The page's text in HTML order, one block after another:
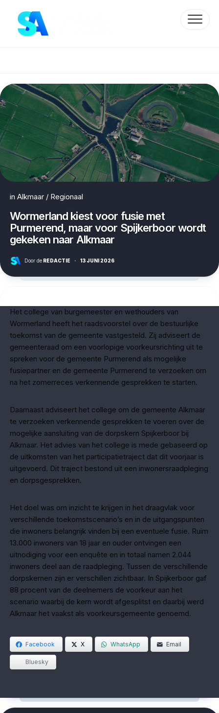
content
in Alkmaar / Regionaal
Wormerland kiest voor fusie met
Purmerend, maar voor Spijkerboor wordt
gekeken naar Alkmaar
Door de REDACTIE · 13 JUNI 2026
Het college van burgemeester en wethouders van
Wormerland heeft het raadsvoorstel over de bestuurlijke
toekomst van de gemeente vastgesteld. Zij adviseert de
gemeenteraad om een voorlopige voorkeursrichting uit te
spreken voor de gemeente Purmerend als mogelijke
fusiepartner en de gemeente Purmerend te verzoeken om
na het zomerreces verkennende gesprekken te starten.
Daarnaast adviseert het college om de gemeente Alkmaar
te verzoeken verkennende gesprekken te voeren over de
mogelijke aansluiting van de dorpskern Spijkerboor bij
Alkmaar. Het advies van het college is mede gebaseerd op
de uitkomsten van het participatietraject dat dit voorjaar is
uitgevoerd. Dit traject bestond uit een inwonersraadpleging
en dorpsgesprekken.
Het doel was om inzicht te krijgen in het draagvlak voor
verschillende toekomstscenario’s en in de uitgangspunten
die inwoners belangrijk vinden bij een eventuele fusie. Ruim
13.000 inwoners van 18 jaar en ouder ontvingen een
uitnodiging voor een enquête en in totaal namen 2.044
inwoners deel aan de raadpleging. Tussen de verschillende
dorpskernen zijn er verschillen zichtbaar. In Spijkerboor gaf
88 procent van de deelnemers de voorkeur aan het
scenario waarbij de kern wordt afgesplitst en daarbij werd
Alkmaar het vaakst als voorkeursgemeente genoemd.
Facebook X WhatsApp Email
Bluesky
Protected by WP Anti-Hacker